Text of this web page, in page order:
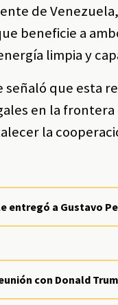
de
beneficie a
limpia y
que esta
en la
la
entregó a Gustavo
con Donald